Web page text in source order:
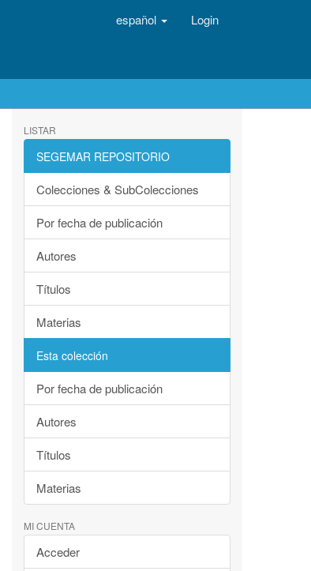
español Login
LISTAR
SEGEMAR REPOSITORIO
Colecciones & SubColecciones
Por fecha de publicación
Autores
Títulos
Materias
Esta colección
Por fecha de publicación
Autores
Títulos
Materias
MI CUENTA
Acceder